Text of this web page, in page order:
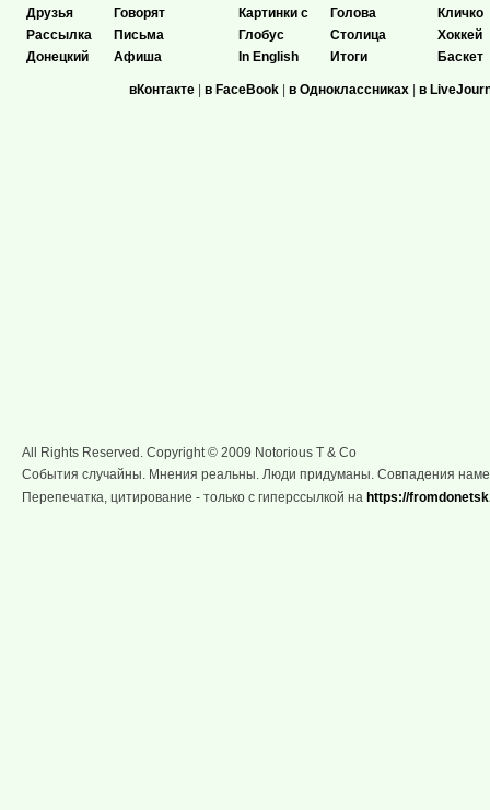
Друзья
Рассылка
Донецкий
Говорят
Письма
Афиша
Картинки с
Глобус
In English
Голова
Столица
Итоги
Кличко
Хоккей
Баскет
вКонтакте | в FaceBook | в Одноклассниках | в
All Rights Reserved. Copyright © 2009 Notorious T & Co
События случайны. Мнения реальны. Люди придуманы. Совпадения
Перепечатка, цитирование - только с гиперссылкой на https://